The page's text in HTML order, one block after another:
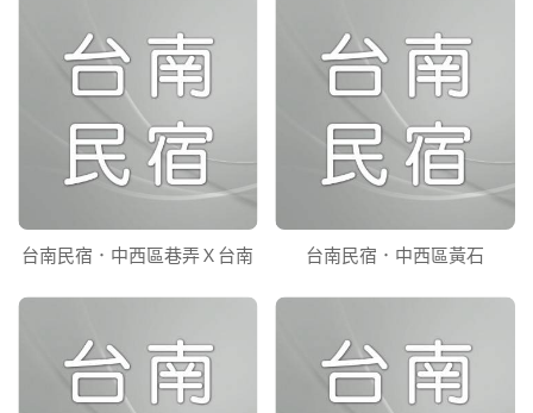
台南民宿．中西區巷弄Ｘ台南 台南民宿．中西區黃石